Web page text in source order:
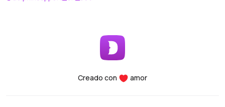
Creado con amor